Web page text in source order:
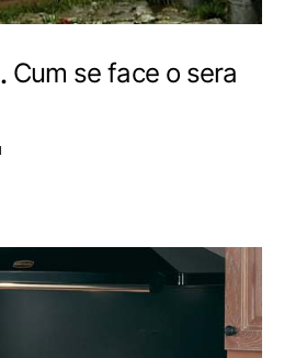
Cum se face o sera